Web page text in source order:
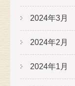
2024年3月
2024年2月
2024年1月